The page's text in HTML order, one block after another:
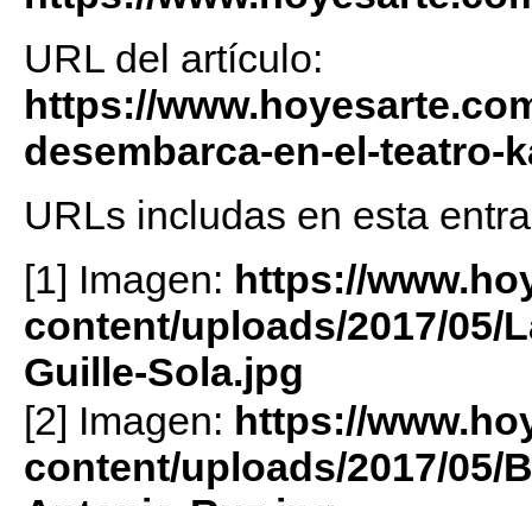
URL del artículo:
https://
desembarca-en-el-teatro-
URLs includas en esta
[1] Imagen: https://
content/uploads/2017/05/
Guille-Sola.jpg
[2] Imagen: https://
content/uploads/2017/05/